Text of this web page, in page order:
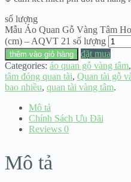
số lượng
Mẫu Áo Quan Gỗ Vàng Tâm
(cm) – AQVT 21 số lượng
thêm vào giỏ hàng
đặt mua
Categories: áo quan gỗ vàng tâm,
tâm đóng quan tài, Quan tài gỗ
bao nhiều, quan tài vàng tâm.
Mô tả
Chính Sách Ưu Đãi
Reviews 0
Mô tả